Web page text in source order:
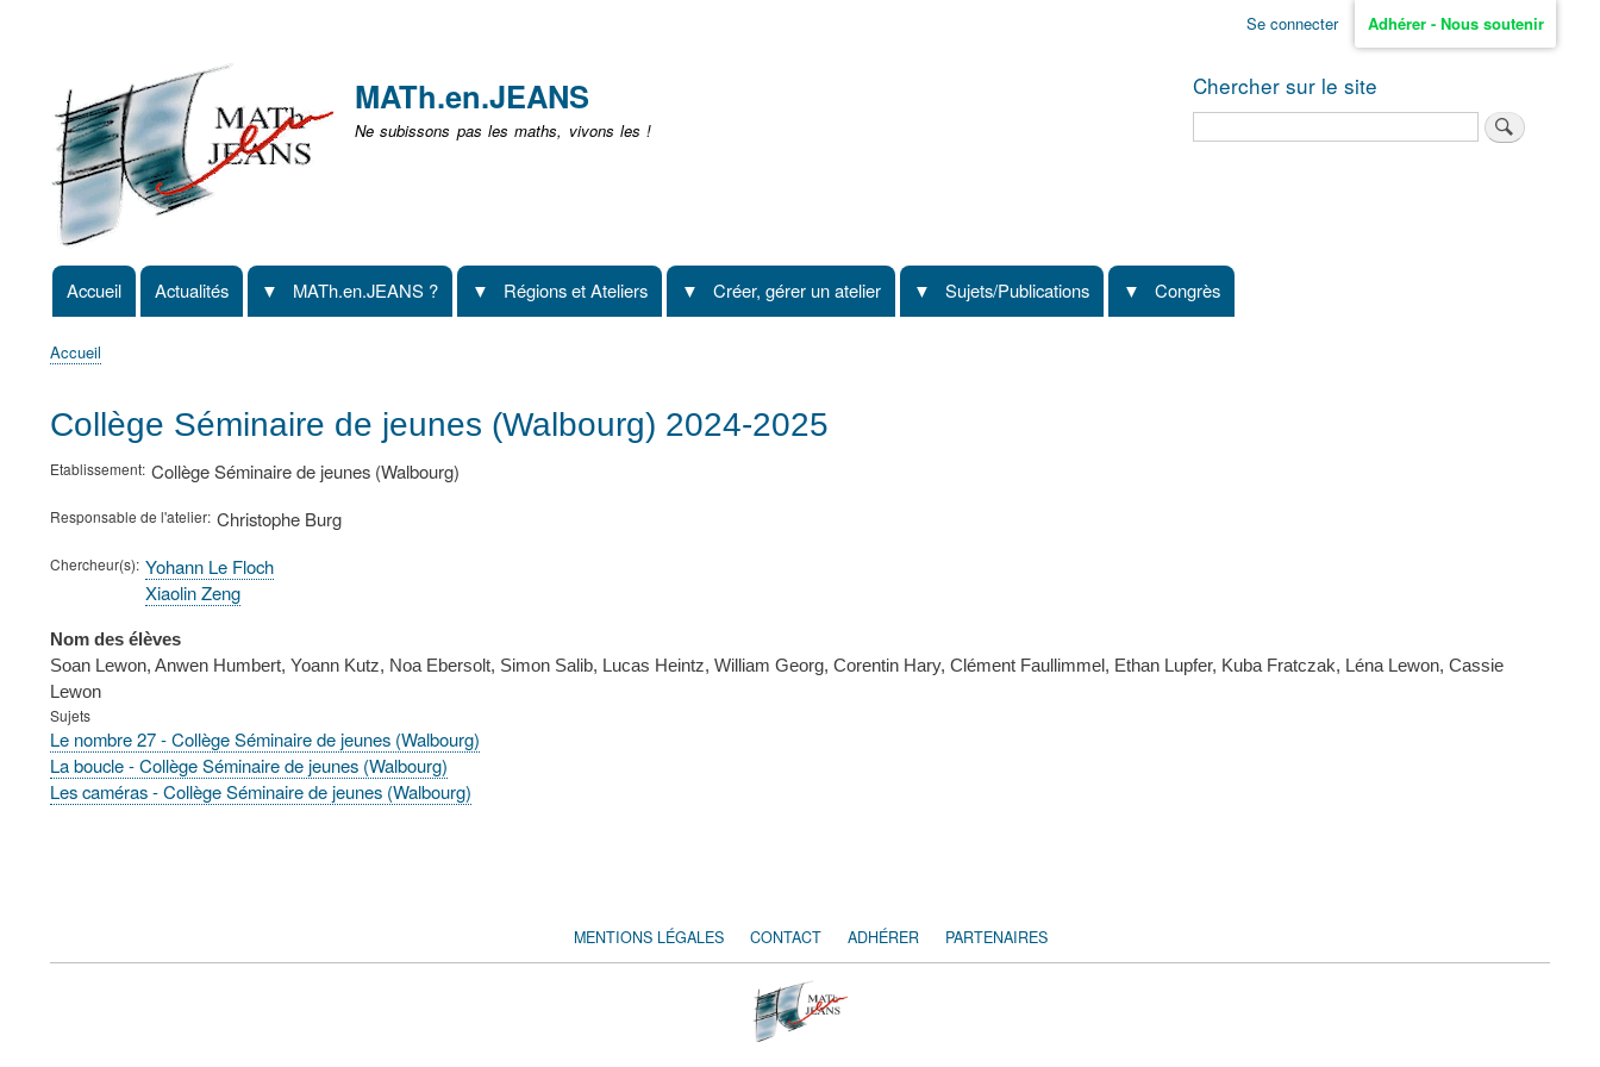
non
identifié
Se connecter Adhérer - Nous soutenir
MATh.en.JEANS
Ne subissons pas les maths, vivons les !
Chercher sur le site
Navigation
principale
Accueil Actualités MATh.en.JEANS ? Régions et Ateliers Créer, gérer un atelier Sujets/Publications Congrès
d'Ariane
Accueil
Collège Séminaire de jeunes (Walbourg) 2024-2025
Etablissement Collège Séminaire de jeunes (Walbourg)
Responsable de l'atelier Christophe Burg
Chercheur(s) Yohann Le Floch
Xiaolin Zeng
Nom des élèves
Soan Lewon, Anwen Humbert, Yoann Kutz, Noa Ebersolt, Simon Salib, Lucas Heintz, William Georg, Corentin Hary, Clément Faullimmel, Ethan Lupfer, Kuba Fratczak, Léna Lewon, Cassie
Lewon
Sujets
Le nombre 27 - Collège Séminaire de jeunes (Walbourg)
La boucle - Collège Séminaire de jeunes (Walbourg)
Les caméras - Collège Séminaire de jeunes (Walbourg)
FOOTER
MENTIONS LÉGALES CONTACT ADHÉRER PARTENAIRES